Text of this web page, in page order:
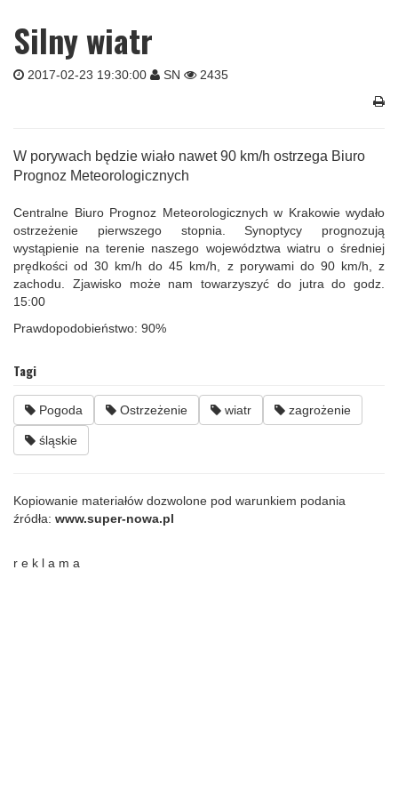
Silny wiatr
2017-02-23 19:30:00 SN 2435
W porywach będzie wiało nawet 90 km/h ostrzega Biuro
Prognoz Meteorologicznych
Centralne Biuro Prognoz Meteorologicznych w Krakowie wydało
ostrzeżenie pierwszego stopnia. Synoptycy prognozują
wystąpienie na terenie naszego województwa wiatru o średniej
prędkości od 30 km/h do 45 km/h, z porywami do 90 km/h, z
zachodu. Zjawisko może nam towarzyszyć do jutra do godz.
15:00
Prawdopodobieństwo: 90%
Tagi
Pogoda Ostrzeżenie wiatr zagrożenie
śląskie
Kopiowanie materiałów dozwolone pod warunkiem podania
źródła: www.super-nowa.pl
r e k l a m a